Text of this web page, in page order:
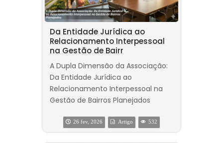
Da Entidade Jurídica ao
Relacionamento Interpessoal
na Gestão de Bairr
A Dupla Dimensão da Associação:
Da Entidade Jurídica ao
Relacionamento Interpessoal na
Gestão de Bairros Planejados
26 fev, 2026 Artigo 532